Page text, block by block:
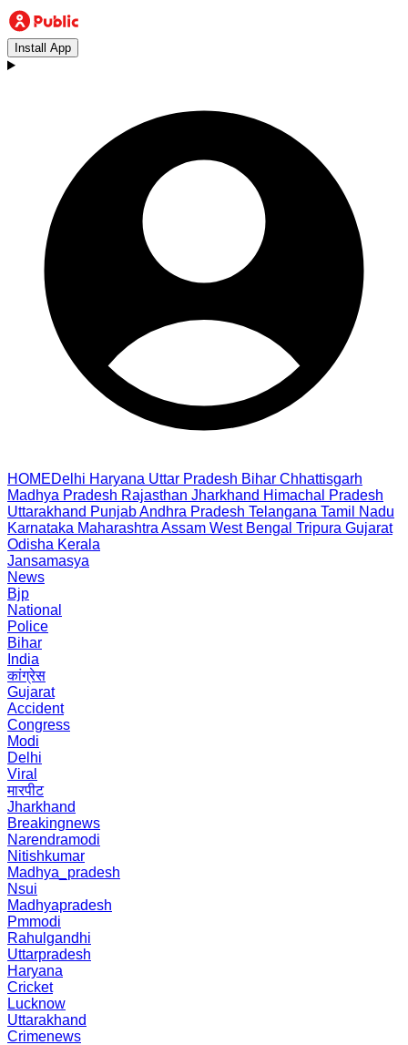
Install App
HOMEDelhi Haryana Uttar Pradesh Bihar Chhattisgarh
Madhya Pradesh Rajasthan Jharkhand Himachal Pradesh
Uttarakhand PunjabAndhra Pradesh Telangana Tamil Nadu
Karnataka Maharashtra Assam West Bengal Tripura Gujarat
Odisha Kerala
Jansamasya
News
Bjp
National
Police
Bihar
India
कांग्रेस
Gujarat
Accident
Congress
Modi
Delhi
Viral
मारपीट
Jharkhand
Breakingnews
Narendramodi
Nitishkumar
Madhya_pradesh
Nsui
Madhyapradesh
Pmmodi
Rahulgandhi
Uttarpradesh
Haryana
Cricket
Lucknow
Uttarakhand
Crimenews